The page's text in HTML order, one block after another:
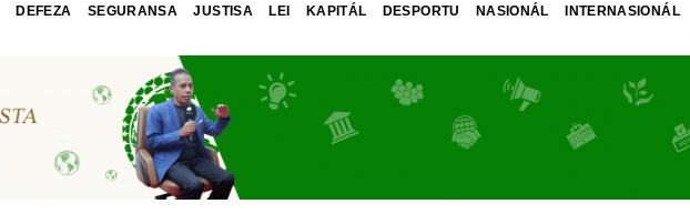
DEFEZA SEGURANSA JUSTISA LEI KAPITÁL DESPORTU NASIONÁL INTERNASIONÁL